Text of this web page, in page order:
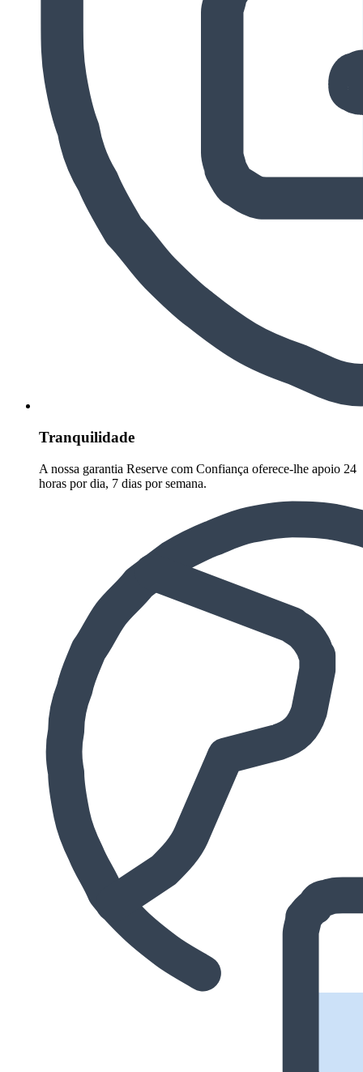
Tranquilidade
A nossa garantia Reserve com Confiança oferece-lhe apoio 24
horas por dia, 7 dias por semana.